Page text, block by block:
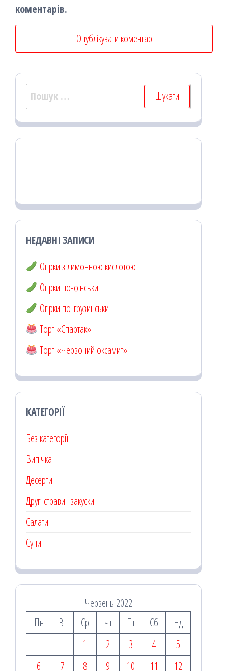
коментарів.
Пошук:
НЕДАВНІ ЗАПИСИ
Огірки з лимонною кислотою
Огірки по-фінськи
Огірки по-грузинськи
Торт «Спартак»
Торт «Червоний оксамит»
КАТЕГОРІЇ
Без категорії
Випічка
Десерти
Другі страви і закуски
Салати
Супи
Червень 2022
Пн
Вт Ср Чт Пт Сб
Нд
1
2 3 4
5
6
7 8 9 10 11 12